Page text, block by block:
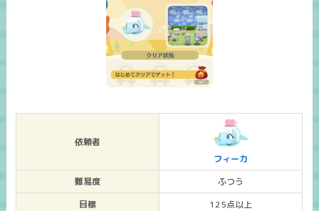
依頼者
フィーカ
難易度
ふつう
目標
125点以上